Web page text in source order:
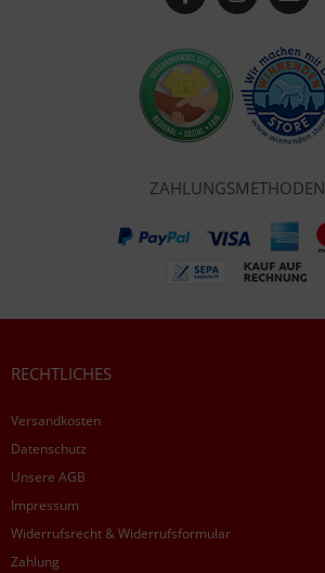
ZAHLUNGSMETHODEN
RECHTLICHES
Versandkosten
Datenschutz
Unsere AGB
Impressum
Widerrufsrecht & Widerrufsformular
Zahlung